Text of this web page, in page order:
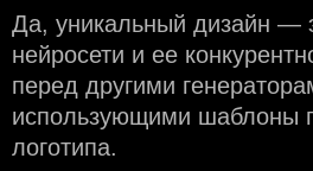
Да, уникальный дизайн —
нейросети и еe
перед другими
использующими шаблоны
логотипа.